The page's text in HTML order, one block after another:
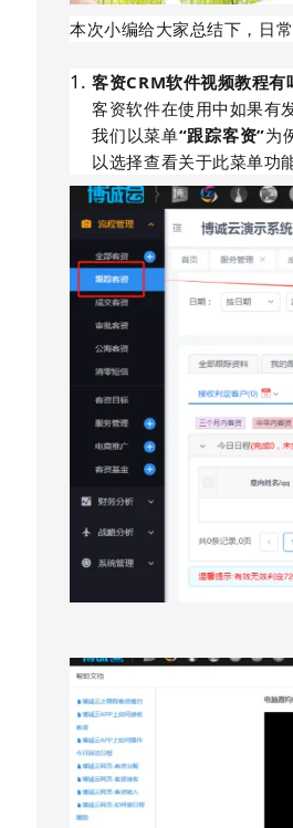
本次小编给大家总结下，日
客资CRM软件视频教程有
客资软件在使用中如果有
我们以菜单“跟踪客资”为
以选择查看关于此菜单功